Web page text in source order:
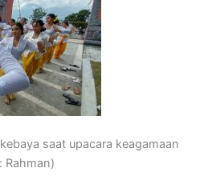
saat upacara keagamaan
Rahman)